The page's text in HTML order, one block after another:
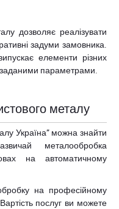
дозволяє реалізувати
задуми замовника.
елементи різних
параметрами.
металу
Україна” можна знайти
металообробка
на автоматичному
на професійному
послуг ви можете